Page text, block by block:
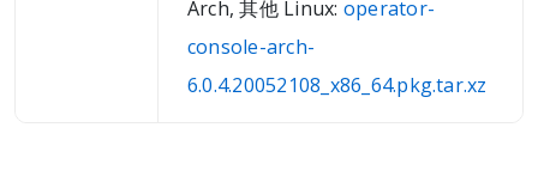
Arch, 其他 Linux: operator-
console-arch-
6.0.4.20052108_x86_64.pkg.tar.xz